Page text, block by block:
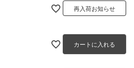
再入荷お知らせ
カートに入れる